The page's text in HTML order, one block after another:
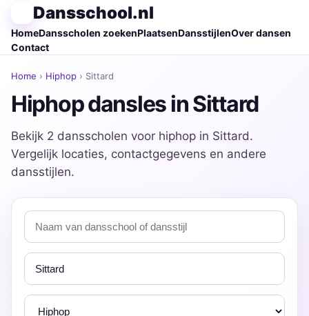
Dansschool.nl
HomeDansscholen zoekenPlaatsenDansstijlenOver dansen
Contact
Home › Hiphop › Sittard
Hiphop dansles in Sittard
Bekijk 2 dansscholen voor hiphop in Sittard.
Vergelijk locaties, contactgegevens en andere
dansstijlen.